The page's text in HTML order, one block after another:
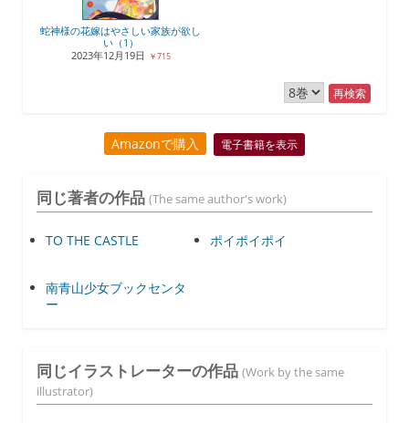
蛇神様の花嫁はやさしい家族が欲し
い（1）
2023年12月19日
￥715
再検索
Amazonで購入 電子書籍を表示
同じ著者の作品 (The same author's work)
TO THE CASTLE ポイポイポイ
南青山少女ブックセンタ
ー
同じイラストレーターの作品 (Work by the same
illustrator)